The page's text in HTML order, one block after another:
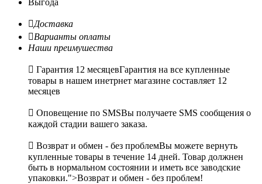
Выгода
Доставка
Варианты оплаты
Наши преимушества
 Гарантия 12 месяцевГарантия на все купленные
товары в нашем инетрнет магазине составляет 12
месяцев
 Оповещение по SMSВы получаете SMS сообщения о
каждой стадии вашего заказа.
 Возврат и обмен - без проблемВы можете вернуть
купленные товары в течение 14 дней. Товар должнен
быть в нормальном состоянии и иметь все заводские
упаковки.">Возврат и обмен - без проблем!